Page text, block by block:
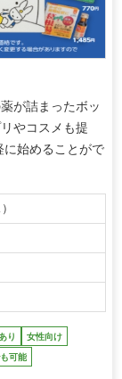
が詰まったボッ
やコスメも提
始めることがで
り 女性向け
可能